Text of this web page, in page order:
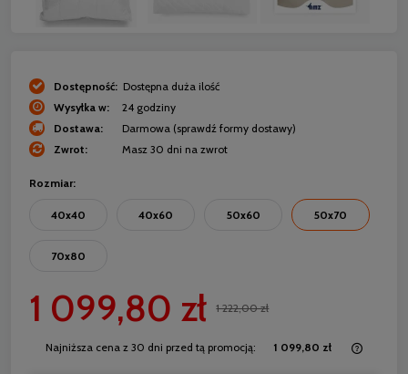
Dostępność: Dostępna duża ilość
Wysyłka w:
24 godziny
Dostawa:
Darmowa (sprawdź formy dostawy)
Zwrot:
Masz 30 dni na zwrot
Rozmiar:
40x40 40x60 50x60 50x70
70x80
1 099,80 zł 1 222,00 zł
Najniższa cena z 30 dni przed tą promocją: 1 099,80 zł